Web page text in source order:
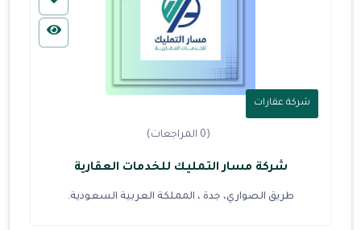
شركة عقارات
(0 المراجعات)
شركة مسار التمليك للخدمات العقارية
طريق الصواري، جدة ، المملكة العربية السعودية.